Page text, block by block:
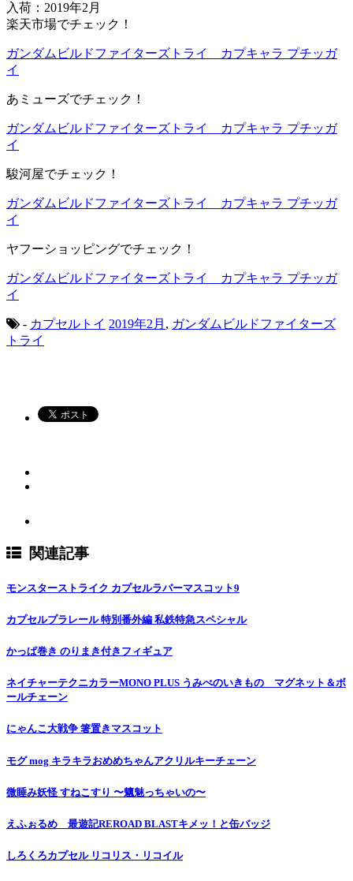
入荷：2019年2月
楽天市場でチェック！
ガンダムビルドファイターズトライ カプキャラ プチッガ
イ
あミューズでチェック！
ガンダムビルドファイターズトライ カプキャラ プチッガ
イ
駿河屋でチェック！
ガンダムビルドファイターズトライ カプキャラ プチッガ
イ
ヤフーショッピングでチェック！
ガンダムビルドファイターズトライ カプキャラ プチッガ
イ
- カプセルトイ 2019年2月 , ガンダムビルドファイターズ
トライ
関連記事
モンスターストライク カプセルラバーマスコット9
カプセルプラレール 特別番外編 私鉄特急スペシャル
かっぱ巻き のりまき付きフィギュア
ネイチャーテクニカラーMONO PLUS うみべのいきもの マグネット＆ボ
ールチェーン
にゃんこ大戦争 箸置きマスコット
モグ mog キラキラおめめちゃんアクリルキーチェーン
微睡み妖怪 すねこすり 〜魑魅っちゃいの〜
えふぉるめ 最遊記REROAD BLASTキメッ！と缶バッジ
しろくろカプセル リコリス・リコイル